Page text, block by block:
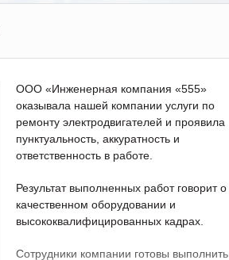
ООО «Инженерная компания «555»
оказывала нашей компании услуги по
ремонту электродвигателей и проявила
пунктуальность, аккуратность и
ответственность в работе.
Результат выполненных работ говорит о
качественном оборудовании и
высококвалифицированных кадрах.
Сотрудники компании готовы выполнить